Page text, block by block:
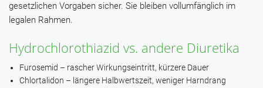
gesetzlichen Vorgaben sicher. Sie bleiben vollumfänglich im
legalen Rahmen.
Hydrochlorothiazid vs. andere Diuretika
Furosemid – rascher Wirkungseintritt, kürzere Dauer
Chlortalidon – längere Halbwertszeit, weniger Harndrang